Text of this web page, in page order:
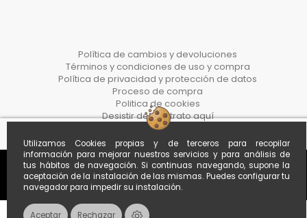
Utilizamos Cookies propias y de terceros para recopilar
información para mejorar nuestros servicios y para análisis de
tus hábitos de navegación. Si continuas navegando, supone la
aceptación de la instalación de las mismas. Puedes configurar tu
navegador para impedir su instalación.
Aceptar Rechazar
Política de cambios y devoluciones
Términos y condiciones de uso y compra
Política de privacidad y protección de datos
Proceso de compra
Politica de cookies
Desistir del contrato aquí